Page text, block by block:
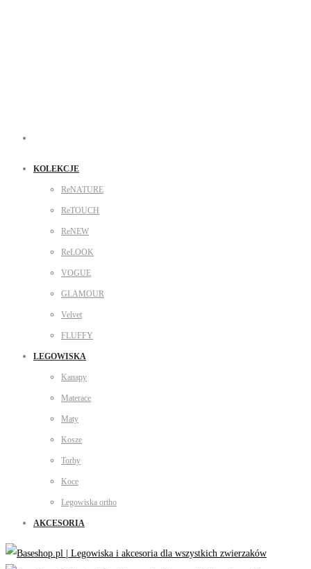
KOLEKCJE
ReNATURE
ReTOUCH
ReNEW
ReLOOK
VOGUE
GLAMOUR
Velvet
FLUFFY
LEGOWISKA
Kanapy
Materace
Maty
Kosze
Torby
Koce
Legowiska ortho
AKCESORIA